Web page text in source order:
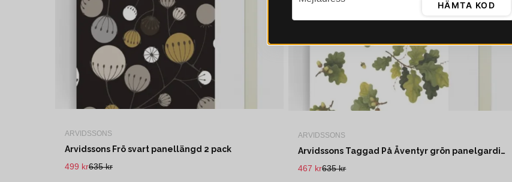
ARVIDSSONS
Arvidssons Frö svart panellängd 2 pack
635 kr
499 kr
ARVIDSSONS
Arvidssons Taggad På Äventyr grön panelgardin 2 pack
635 kr
467 kr
HÄMTA KOD